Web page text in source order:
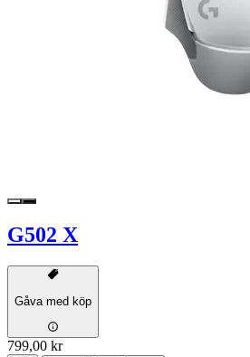
G502 X
Gåva med köp
799,00 kr